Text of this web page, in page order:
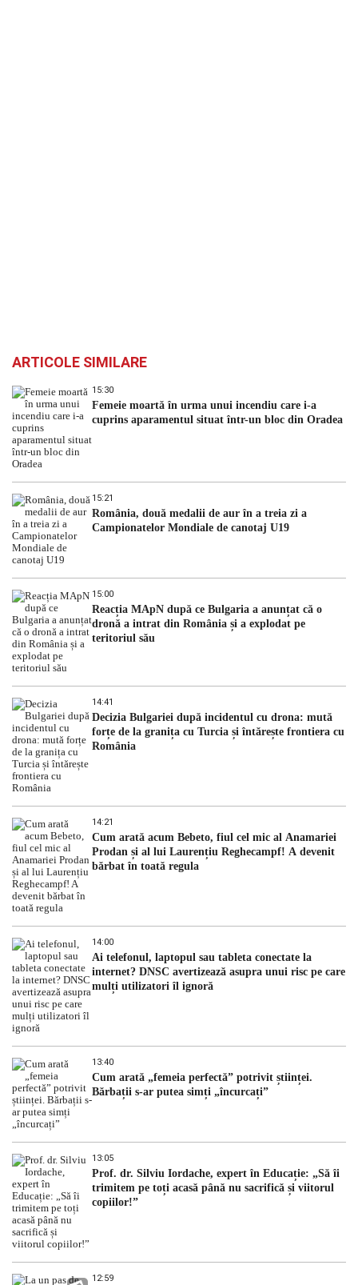
ARTICOLE SIMILARE
15:30
Femeie moartă în urma unui incendiu care i-a
cuprins aparamentul situat într-un bloc din Oradea
15:21
România, două medalii de aur în a treia zi a
Campionatelor Mondiale de canotaj U19
15:00
Reacția MApN după ce Bulgaria a anunțat că o
dronă a intrat din România și a explodat pe
teritoriul său
14:41
Decizia Bulgariei după incidentul cu drona: mută
forțe de la granița cu Turcia și întărește frontiera cu
România
14:21
Cum arată acum Bebeto, fiul cel mic al Anamariei
Prodan și al lui Laurențiu Reghecampf! A devenit
bărbat în toată regula
14:00
Ai telefonul, laptopul sau tableta conectate la
internet? DNSC avertizează asupra unui risc pe care
mulți utilizatori îl ignoră
13:40
Cum arată „femeia perfectă” potrivit științei.
Bărbații s-ar putea simți „încurcați”
13:05
Prof. dr. Silviu Iordache, expert în Educație: „Să îi
trimitem pe toți acasă până nu sacrifică și viitorul
copiilor!”
12:59